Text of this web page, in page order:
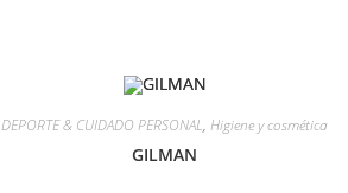
DEPORTE & CUIDADO PERSONAL,Higiene y cosmética
GILMAN